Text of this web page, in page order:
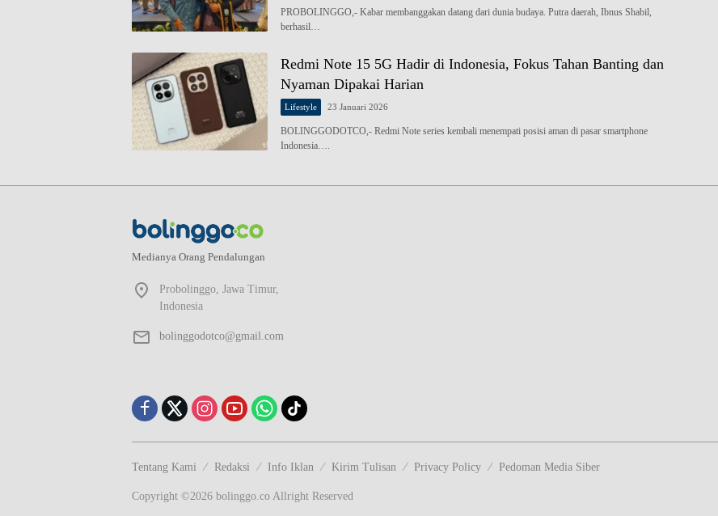
PROBOLINGGO,- Kabar membanggakan datang dari dunia budaya. Putra daerah, Ibnus Shabil,
berhasil…
Redmi Note 15 5G Hadir di Indonesia, Fokus Tahan Banting dan
Nyaman Dipakai Harian
Lifestyle 23 Januari 2026
BOLINGGODOTCO,- Redmi Note series kembali menempati posisi aman di pasar smartphone
Indonesia….
Medianya Orang Pendalungan
Probolinggo, Jawa Timur,
Indonesia
bolinggodotco@gmail.com
Tentang Kami Redaksi Info Iklan Kirim Tulisan Privacy Policy Pedoman Media Siber
Copyright ©2026 bolinggo.co Allright Reserved